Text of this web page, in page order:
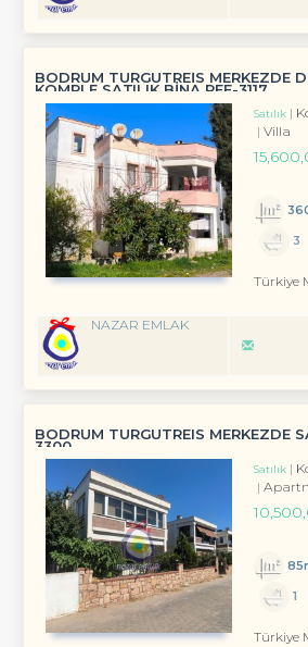
BODRUM TURGUTREİS MERKEZDE
KOMPLE SATILIK BİNA REF-3117
Satılık
Villa
3
Türkiye
NAZAR EMLAK
BODRUM TURGUTREIS MERKEZDE
3300
Satılık
1
Türkiye